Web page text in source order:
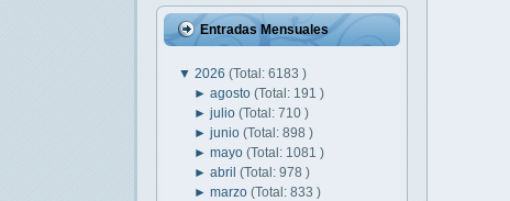
Entradas Mensuales
▼ 2026 (Total: 6183 )
►agosto(Total: 191 )
►julio(Total: 710 )
►junio(Total: 898 )
►mayo(Total: 1081 )
►abril(Total: 978 )
►marzo(Total: 833 )